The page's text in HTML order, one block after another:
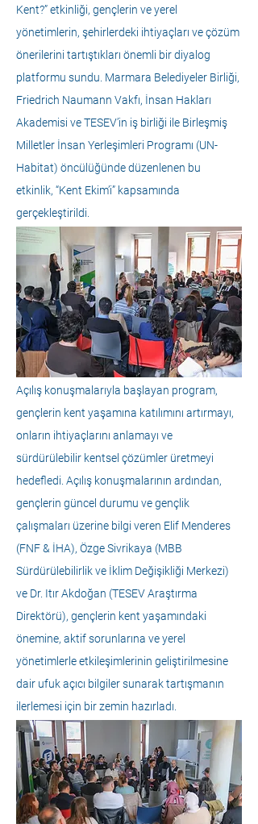
Kent?” etkinliği, gençlerin ve yerel
yönetimlerin, şehirlerdeki ihtiyaçları ve çözüm
önerilerini tartıştıkları önemli bir diyalog
platformu sundu. Marmara Belediyeler Birliği,
Friedrich Naumann Vakfı, İnsan Hakları
Akademisi ve TESEV’in iş birliği ile Birleşmiş
Milletler İnsan Yerleşimleri Programı (UN-
Habitat) öncülüğünde düzenlenen bu
etkinlik, “Kent Ekim’i” kapsamında
gerçekleştirildi.
Açılış konuşmalarıyla başlayan program,
gençlerin kent yaşamına katılımını artırmayı,
onların ihtiyaçlarını anlamayı ve
sürdürülebilir kentsel çözümler üretmeyi
hedefledi. Açılış konuşmalarının ardından,
gençlerin güncel durumu ve gençlik
çalışmaları üzerine bilgi veren Elif Menderes
(FNF & İHA), Özge Sivrikaya (MBB
Sürdürülebilirlik ve İklim Değişikliği Merkezi)
ve Dr. Itır Akdoğan (TESEV Araştırma
Direktörü), gençlerin kent yaşamındaki
önemine, aktif sorunlarına ve yerel
yönetimlerle etkileşimlerinin geliştirilmesine
dair ufuk açıcı bilgiler sunarak tartışmanın
ilerlemesi için bir zemin hazırladı.